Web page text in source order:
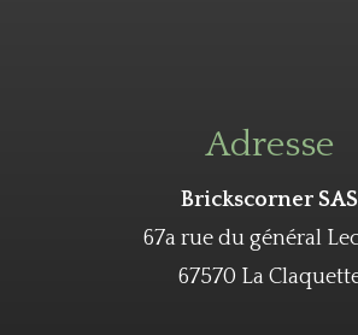
Adresse
Brickscorner SAS
67a rue du général
67570 La